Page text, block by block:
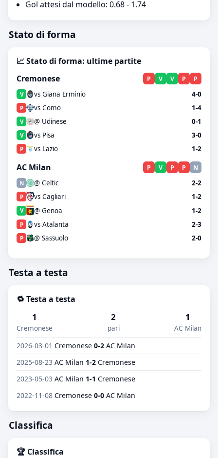
Gol attesi dal modello: 0.68 - 1.74
Stato di forma
📈 Stato di forma: ultime partite
Cremonese
P V V P P
V vs Giana Erminio 4-0
P vs Como 1-4
V @ Udinese 0-1
V vs Pisa 3-0
P vs Lazio 1-2
AC Milan P V P P N
N @ Celtic 2-2
P vs Cagliari 1-2
V @ Genoa 1-2
P vs Atalanta 2-3
P @ Sassuolo 2-0
Testa a testa
🔁 Testa a testa
1
Cremonese
2
pari
1
AC Milan
2026-03-01 Cremonese 0-2 AC Milan
2025-08-23 AC Milan 1-2 Cremonese
2023-05-03 AC Milan 1-1 Cremonese
2022-11-08 Cremonese 0-0 AC Milan
Classifica
🏆 Classifica